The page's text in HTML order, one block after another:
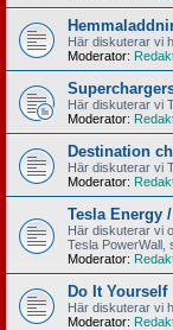
Här diskuterar vi
Moderator:
Här diskuterar vi
Moderator:
Destination
Här diskuterar vi
Moderator:
Tesla Energy
Här diskuterar vi
Tesla PowerWall,
Moderator:
Do It Yourself
Här diskuterar vi
Moderator: